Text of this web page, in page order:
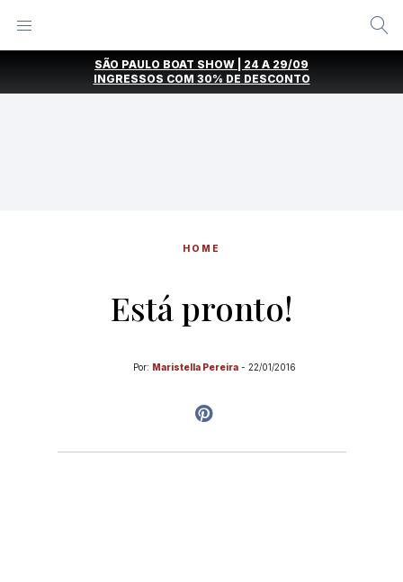
SÃO PAULO BOAT SHOW | 24 A 29/09
INGRESSOS COM 30% DE DESCONTO
HOME
Está pronto!
Por: Maristella Pereira - 22/01/2016